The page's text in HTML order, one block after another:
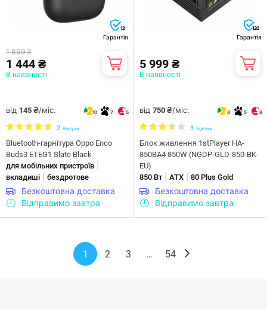
12
Гарантія
1 899 ₴
1 444 ₴
В наявності
від 145 ₴/міс. 10 7 5
2 Відгуки
Bluetooth-гарнітура Oppo Enco
Buds3 ETEG1 Slate Black
для мобільних пристроїв
вкладиші бездротове
Безкоштовна доставка
Відправимо завтра
120
Гарантія
5 999 ₴
В наявності
від 750 ₴/міс. 8 5 8
3 Відгуки
Блок живлення 1stPlayer HA-
850BA4 850W (NGDP-GLD-850-BK-
EU)
850 Вт| ATX 80 Plus Gold
Безкоштовна доставка
Відправимо завтра
1 2 3 … 54